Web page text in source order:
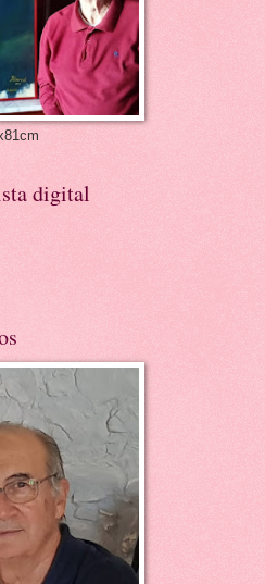
digital